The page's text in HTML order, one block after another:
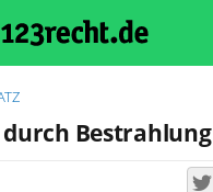
Bestrahlung